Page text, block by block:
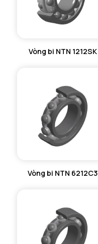
Vòng bi NTN 1212SK
Vòng bi NTN 6212C3